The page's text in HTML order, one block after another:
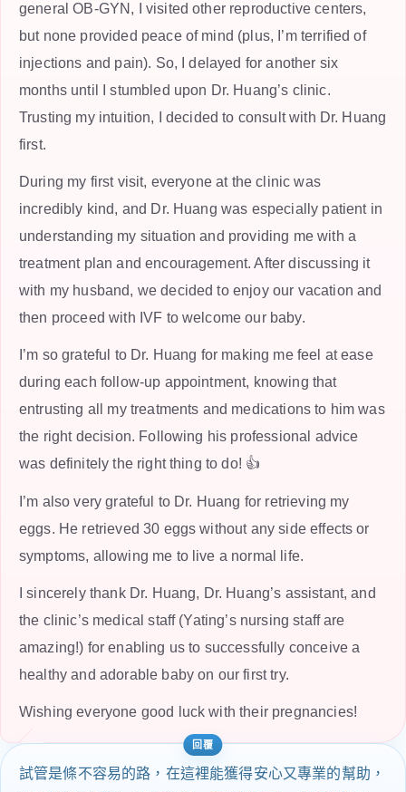
general OB-GYN, I visited other reproductive centers,
but none provided peace of mind (plus, I’m terrified of
injections and pain). So, I delayed for another six
months until I stumbled upon Dr. Huang’s clinic.
Trusting my intuition, I decided to consult with Dr. Huang
first.
During my first visit, everyone at the clinic was
incredibly kind, and Dr. Huang was especially patient in
understanding my situation and providing me with a
treatment plan and encouragement. After discussing it
with my husband, we decided to enjoy our vacation and
then proceed with IVF to welcome our baby.
I’m so grateful to Dr. Huang for making me feel at ease
during each follow-up appointment, knowing that
entrusting all my treatments and medications to him was
the right decision. Following his professional advice
was definitely the right thing to do! 👍
I’m also very grateful to Dr. Huang for retrieving my
eggs. He retrieved 30 eggs without any side effects or
symptoms, allowing me to live a normal life.
I sincerely thank Dr. Huang, Dr. Huang’s assistant, and
the clinic’s medical staff (Yating’s nursing staff are
amazing!) for enabling us to successfully conceive a
healthy and adorable baby on our first try.
Wishing everyone good luck with their pregnancies!
試管是條不容易的路，在這裡能獲得安心又專業的幫助，